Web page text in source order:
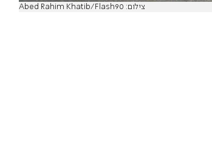
צילום: Abed Rahim Khatib/Flash90